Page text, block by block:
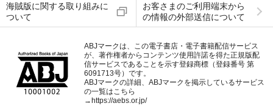
海賊版に関する取り組みに
ついて
お客さまのご利用端末から
の情報の外部送信について
ABJマークは、この電子書店・電子書籍配信サービス
が、著作権者からコンテンツ使用許諾を得た正規版配
信サービスであることを示す登録商標（登録番号 第
6091713号）です。
ABJマークの詳細、ABJマークを掲示しているサービス
の一覧はこちら
→https://aebs.or.jp/